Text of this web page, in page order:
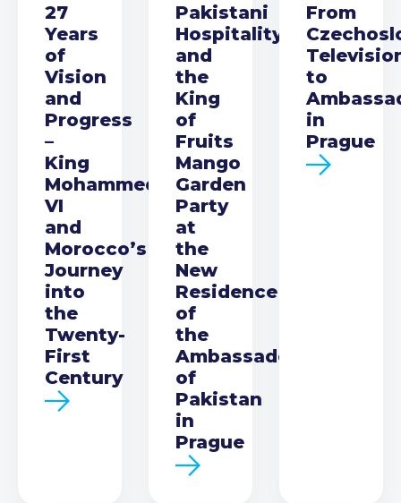
27
Years
of
Vision
and
Progress
–
King
Mohammed
VI
and
Morocco’s
Journey
into
the
Twenty-
First
Century
Pakistani
Hospitality
and
the
King
of
Fruits
Mango
Garden
Party
at
the
New
Residence
of
the
Ambassador
of
Pakistan
in
Prague
From
to
in
Prague